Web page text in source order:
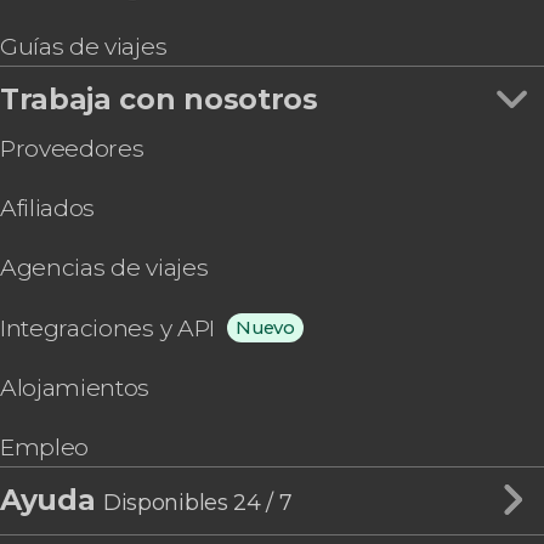
Guías de viajes
Trabaja con nosotros
Proveedores
Afiliados
Agencias de viajes
Integraciones y API Nuevo
Alojamientos
Empleo
Ayuda Disponibles 24 / 7